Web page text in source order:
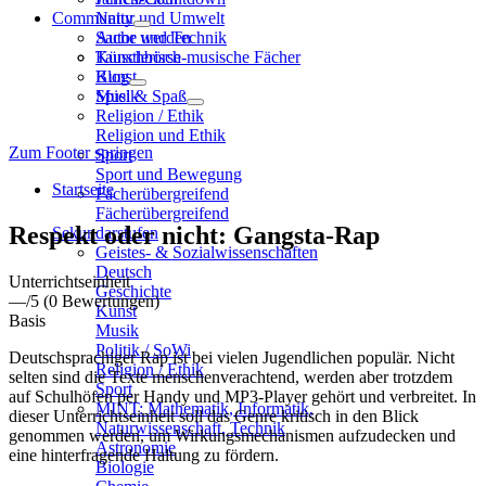
Natur und Umwelt
Sache und Technik
Künstlerisch-musische Fächer
Kunst
Musik
Religion / Ethik
Religion und Ethik
Sport
Sport und Bewegung
Fächerübergreifend
Fächerübergreifend
Sekundarstufen
Geistes- & Sozialwissenschaften
Deutsch
Geschichte
Kunst
Musik
Politik / SoWi
Religion / Ethik
Sport
MINT: Mathematik, Informatik,
Naturwissenschaft, Technik
Astronomie
Biologie
Community
Autor werden
Tauschbörse
Blog
Spiel & Spaß
Zum Footer springen
Startseite
Respekt oder nicht: Gangsta-Rap
Unterrichtseinheit
—/5 (0 Bewertungen)
Basis
Deutschsprachiger Rap ist bei vielen Jugendlichen populär. Nicht
selten sind die Texte menschenverachtend, werden aber trotzdem
auf Schulhöfen per Handy und MP3-Player gehört und verbreitet. In
dieser Unterrichtseinheit soll das Genre kritisch in den Blick
genommen werden, um Wirkungsmechanismen aufzudecken und
eine hinterfragende Haltung zu fördern.